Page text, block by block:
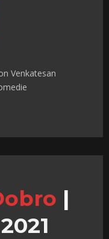
Venkatesan
|